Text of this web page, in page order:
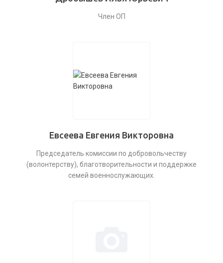
Член ОП
Евсеева Евгения Викторовна
Председатель комиссии по добровольчеству
(волонтерству), благотворительности и поддержке
семей военнослужающих.